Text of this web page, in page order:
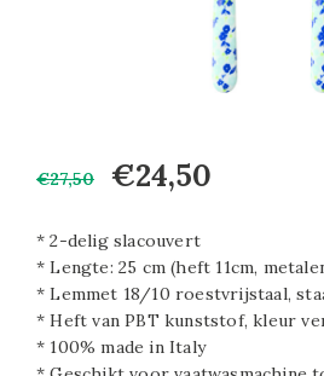
€27,50 €24,50
* 2-delig slacouvert
* Lengte: 25 cm (heft 11cm,
* Lemmet 18/10 roestvrijstaal,
* Heft van PBT kunststof, kleur
* 100% made in Italy